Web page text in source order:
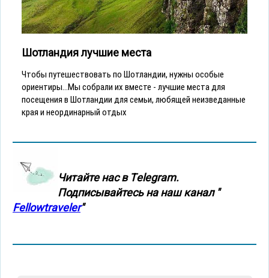
Шотландия лучшие места
Чтобы путешествовать по Шотландии, нужны особые
ориентиры...Мы собрали их вместе - лучшие места для
посещения в Шотландии для семьи, любящей неизведанные
края и неординарный отдых
Читайте нас в Тelegram.
Подписывайтесь на наш канал "
Fellowtraveler"